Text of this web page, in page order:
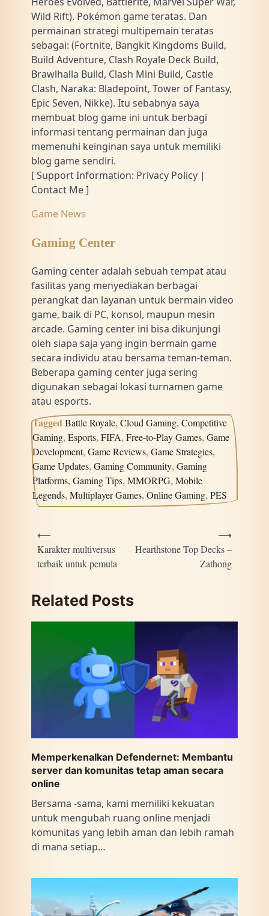
Wild Rift). Pokémon game teratas. Dan
permainan strategi multipemain teratas
sebagai: (Fortnite, Bangkit Kingdoms Build,
Build Adventure, Clash Royale Deck Build,
Brawlhalla Build, Clash Mini Build, Castle
Clash, Naraka: Bladepoint, Tower of Fantasy,
Epic Seven, Nikke). Itu sebabnya saya
membuat blog game ini untuk berbagi
informasi tentang permainan dan juga
memenuhi keinginan saya untuk memiliki
blog game sendiri.
[ Support Information: Privacy Policy |
Contact Me ]
Game News
Gaming Center
Gaming center adalah sebuah tempat atau
fasilitas yang menyediakan berbagai
perangkat dan layanan untuk bermain video
game, baik di PC, konsol, maupun mesin
arcade. Gaming center ini bisa dikunjungi
oleh siapa saja yang ingin bermain game
secara individu atau bersama teman-teman.
Beberapa gaming center juga sering
digunakan sebagai lokasi turnamen game
atau esports.
TaggedBattle Royale,Cloud Gaming,Competitive
Gaming,Esports,FIFA,Free-to-Play Games,Game
Development,Game Reviews,Game Strategies,
Game Updates,Gaming Community,Gaming
Platforms,Gaming Tips,MMORPG,Mobile
Legends,Multiplayer Games,Online Gaming,PES
navigation
⟵
Karakter multiversus
terbaik untuk pemula
Hearthstone Top Decks –
Zathong
⟶
Related Posts
Memperkenalkan Defendernet: Membantu
server dan komunitas tetap aman secara
online
Bersama -sama, kami memiliki kekuatan
untuk mengubah ruang online menjadi
komunitas yang lebih aman dan lebih ramah
di mana setiap…